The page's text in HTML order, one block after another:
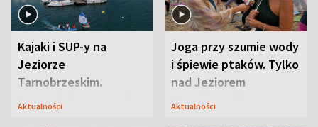
Kajaki i SUP-y na
Jeziorze
Tarnobrzeskim.
Przyrodnicy zwracają
Aktualności
Joga przy szumie wody
i śpiewie ptaków. Tylko
nad Jeziorem
Tarnobrzeskim
Aktualności